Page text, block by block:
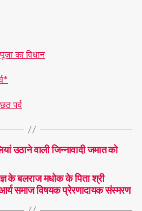
का विधान
पर्व
उठाने वाली जिन्नावादी जमात को
के बलराज मधोक के पिता श्री
समाज विषयक प्रेरणादायक संस्मरण